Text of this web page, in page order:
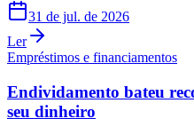
31 de jul. de 2026
Ler
Empréstimos e financiamentos
Endividamento bateu
seu dinheiro